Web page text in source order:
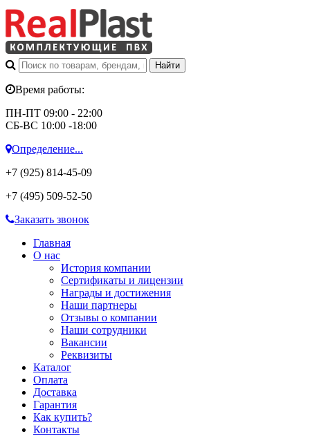
Время работы:
ПН-ПТ 09:00 - 22:00
СБ-ВС 10:00 -18:00
Определение...
+7 (925) 814-45-09
+7 (495) 509-52-50
Заказать звонок
Главная
О нас
История компании
Сертификаты и лицензии
Награды и достижения
Наши партнеры
Отзывы о компании
Наши сотрудники
Вакансии
Реквизиты
Каталог
Оплата
Доставка
Гарантия
Как купить?
Контакты